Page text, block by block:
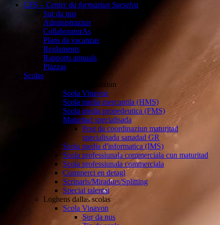
CFS – Center da formaziun Surselva
Sur da nus
Administraziun
CollaboraturAs
Plans da vacanzas
Reglaments
Rapports annuals
Plazzas
Scolas
Purschida da formaziun
Scola Vinavon
Scola media mercantila (HMS)
Scola media propedeutica (FMS)
Maturitad specialisada
Post da coordinaziun maturitad
specialisada sanadad GR
Scola media d'informatica (IMS)
Scola professiunala commerciala cun maturitad
Scola professiunala commerciala
Commerci en detagl
Scrinaris/Miradurs/Splitting
Special talentai
Loghens dallas scolas
Scola Vinavon
Sur da nus